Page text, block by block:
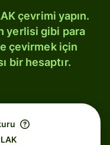
çevrimi yapın.
yerlisi gibi para
çevirmek için
bir hesaptır.